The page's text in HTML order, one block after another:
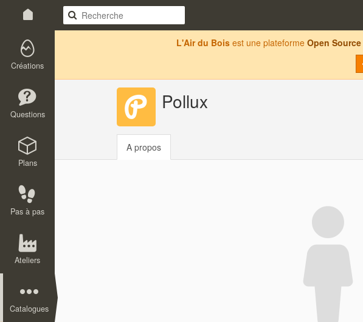
Créations
Questions
Plans
Pas à pas
Ateliers
Catalogues
L'Air du Bois est une plateforme Open Source
Pollux
A propos